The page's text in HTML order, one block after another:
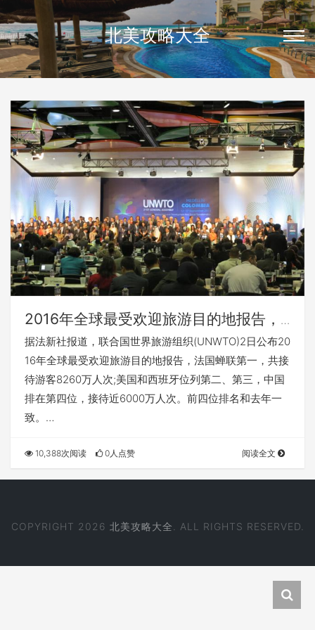
北美攻略大全
2016年全球最受欢迎旅游目的地报告，
法国蝉联第一
据法新社报道，联合国世界旅游组织(UNWTO)2日公布20
16年全球最受欢迎旅游目的地报告，法国蝉联第一，共接
待游客8260万人次;美国和西班牙位列第二、第三，中国
排在第四位，接待近6000万人次。前四位排名和去年一
致。…
10,388次阅读 0人点赞 阅读全文
COPYRIGHT 2026 北美攻略大全. ALL RIGHTS RESERVED.